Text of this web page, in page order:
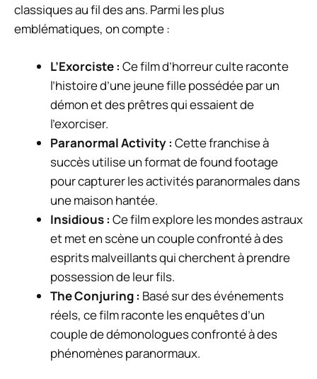
classiques au fil des ans. Parmi les plus
emblématiques, on compte :
L’Exorciste : Ce film d’horreur culte raconte
l’histoire d’une jeune fille possédée par un
démon et des prêtres qui essaient de
l’exorciser.
Paranormal Activity : Cette franchise à
succès utilise un format de found footage
pour capturer les activités paranormales dans
une maison hantée.
Insidious : Ce film explore les mondes astraux
et met en scène un couple confronté à des
esprits malveillants qui cherchent à prendre
possession de leur fils.
The Conjuring : Basé sur des événements
réels, ce film raconte les enquêtes d’un
couple de démonologues confronté à des
phénomènes paranormaux.